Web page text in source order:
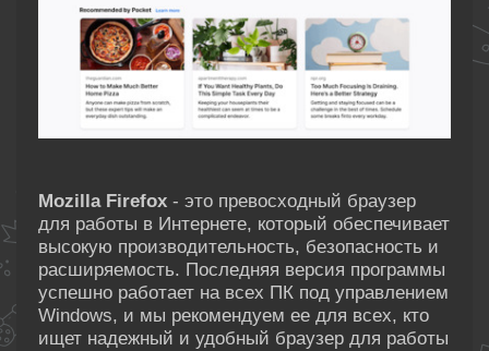
Mozilla Firefox - это превосходный браузер
для работы в Интернете, который обеспечивает
высокую производительность, безопасность и
расширяемость. Последняя версия программы
успешно работает на всех ПК под управлением
Windows, и мы рекомендуем ее для всех, кто
ищет надежный и удобный браузер для работы